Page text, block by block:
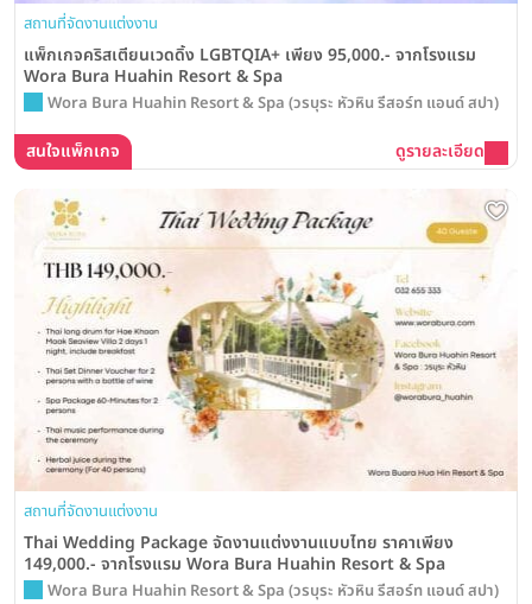
สถานที่จัดงานแต่งงาน
แพ็กเกจคริสเตียนเวดดิ้ง LGBTQIA+ เพียง 95,000.- จากโรงแรม
Wora Bura Huahin Resort & Spa
Wora Bura Huahin Resort & Spa (วรบุระ หัวหิน รีสอร์ท แอนด์ สปา)
สนใจแพ็กเกจ ดูรายละเอียด
สถานที่จัดงานแต่งงาน
Thai Wedding Package จัดงานแต่งงานแบบไทย ราคาเพียง
149,000.- จากโรงแรม Wora Bura Huahin Resort & Spa
Wora Bura Huahin Resort & Spa (วรบุระ หัวหิน รีสอร์ท แอนด์ สปา)